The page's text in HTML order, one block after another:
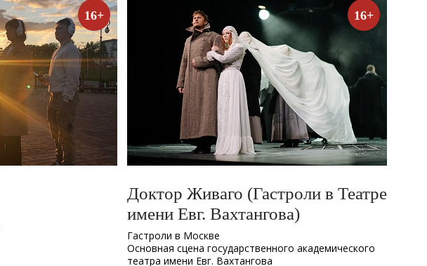
16+ 16+
Доктор Живаго (Гастроли в Театре
имени Евг. Вахтангова)
Гастроли в Москве
Основная сцена государственного академического
театра имени Евг. Вахтангова